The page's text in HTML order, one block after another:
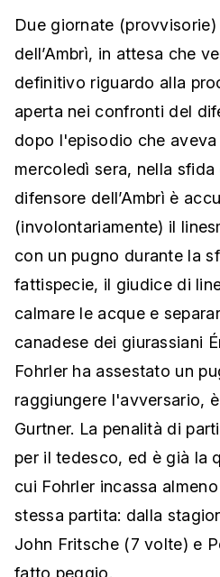
Due giornate (provvisorie)
dell’Ambrì, in attesa che
definitivo riguardo alla
aperta nei confronti del
dopo l'episodio che
mercoledì sera, nella
difensore dell’Ambrì è
(involontariamente) il
con un pugno durante la
fattispecie, il giudice di
calmare le acque e
canadese dei giurassiani
Fohrler ha assestato un
raggiungere l'avversario,
Gurtner. La penalità di
per il tedesco, ed è già la
cui Fohrler incassa
stessa partita: dalla
John Fritsche (7 volte) e